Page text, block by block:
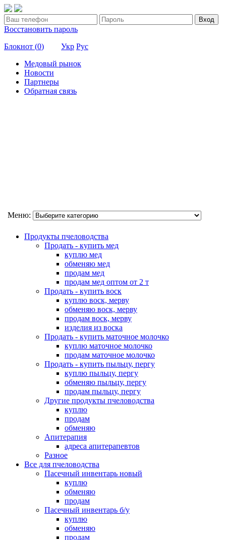
Вход
Восстановить пароль
Блокнот (0) Укр Рус
Медовый рынок
Новости
Партнеры
Обратная связь
Меню:
Продукты пчеловодства
Продать - купить мед
куплю мед
обменяю мед
продам мед
продам мед оптом от 2 т
Продать - купить воск
куплю воск, мерву
обменяю воск, мерву
продам воск, мерву
изделия из воска
Продать - купить маточное молочко
куплю маточное молочко
продам маточное молочко
Продать - купить пыльцу, пергу
куплю пыльцу, пергу
обменяю пыльцу, пергу
продам пыльцу, пергу
Другие продукты пчеловодства
куплю
продам
обменяю
Апитерапия
адреса апитерапевтов
Разное
Все для пчеловодства
Пасечный инвентарь новый
куплю
обменяю
продам
Пасечный инвентарь б/у
куплю
обменяю
продам